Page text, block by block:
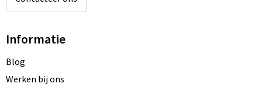
Informatie
Blog
Werken bij ons